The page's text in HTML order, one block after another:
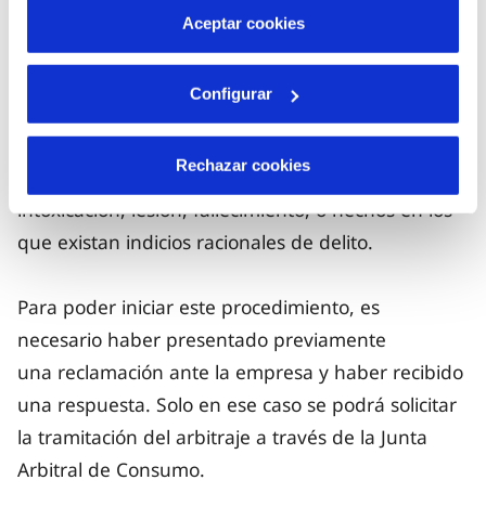
más información en nuestraPolítica de Cookies
Aceptar cookies
Configurar
Rechazar cookies
reclamación judicial.
Decreto 713/2024, de 23 de julio, no
pueden someterse a arbitraje de consumo
aquellas controversias que versen sobre
intoxicación, lesión, fallecimiento, o hechos en los
que existan indicios racionales de delito.
Para poder iniciar este procedimiento, es
necesario haber presentado previamente
una reclamación ante la empresa y haber recibido
una respuesta. Solo en ese caso se podrá solicitar
la tramitación del arbitraje a través de la Junta
Arbitral de Consumo.